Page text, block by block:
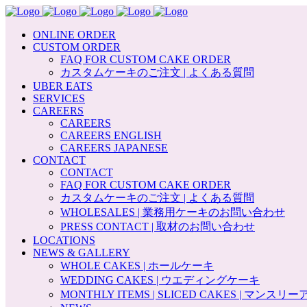
ONLINE ORDER
CUSTOM ORDER
FAQ FOR CUSTOM CAKE ORDER
カスタムケーキのご注文 | よくある質問
UBER EATS
SERVICES
CAREERS
CAREERS
CAREERS ENGLISH
CAREERS JAPANESE
CONTACT
CONTACT
FAQ FOR CUSTOM CAKE ORDER
カスタムケーキのご注文 | よくある質問
WHOLESALES | 業務用ケーキのお問い合わせ
PRESS CONTACT | 取材のお問い合わせ
LOCATIONS
NEWS & GALLERY
WHOLE CAKES | ホールケーキ
WEDDING CAKES | ウエディングケーキ
MONTHLY ITEMS | SLICED CAKES | マンスリー